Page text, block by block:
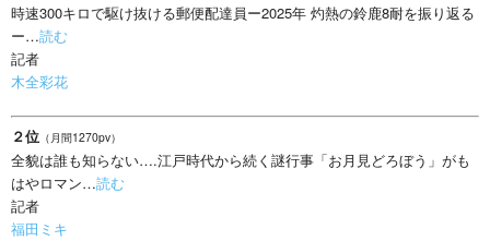
時速300キロで駆け抜ける郵便配達員ー2025年 灼熱の鈴鹿8耐を振り返る
ー…読む
記者
木全彩花
２位 （月間1270pv）
全貌は誰も知らない….江戸時代から続く謎行事「お月見どろぼう」がも
はやロマン…読む
記者
福田ミキ